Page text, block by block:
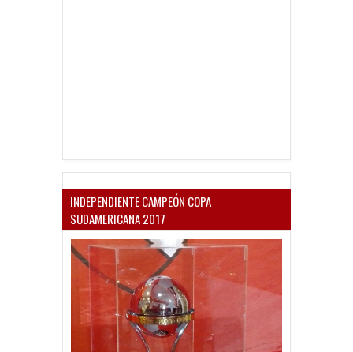
INDEPENDIENTE CAMPEÓN COPA
SUDAMERICANA 2017